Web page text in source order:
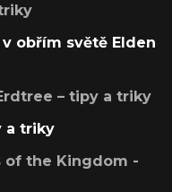
obřím světě Elden
– tipy a triky
a triky
of the Kingdom -